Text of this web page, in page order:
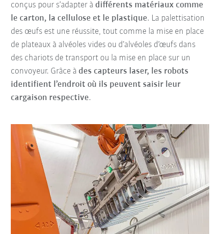
conçus pour s’adapter àdifférents matériaux comme
le carton, la cellulose et le plastique. La palettisation
des œufs est une réussite, tout comme la mise en place
de plateaux à alvéoles vides ou d’alvéoles d’œufs dans
des chariots de transport ou la mise en place sur un
convoyeur. Grâce àdes capteurs laser, les robots
identifient l’endroit où ils peuvent saisir leur
cargaison respective.